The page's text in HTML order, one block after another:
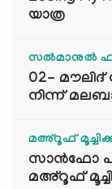
യാത്ര
സൽമാനുൽ
02-
നിന്ന്
മഅ്റൂഫ്
സാൻഫോ
മഅ്റൂഫ്